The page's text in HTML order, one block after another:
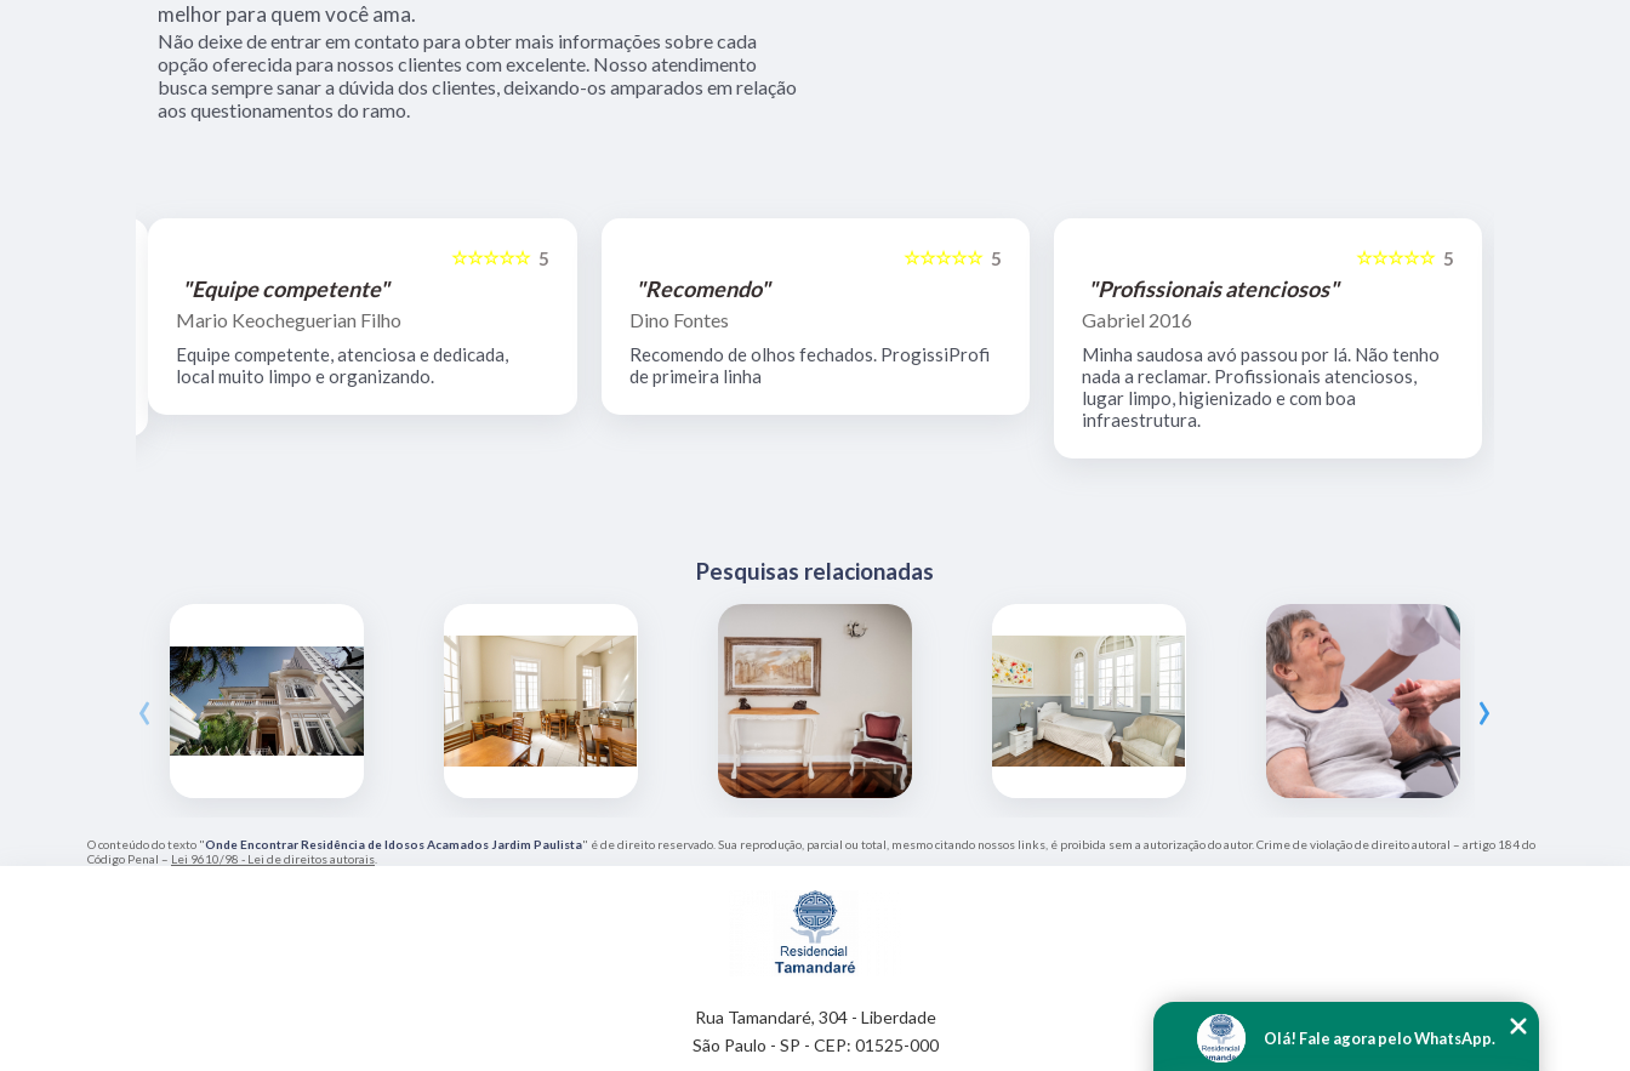
melhor para quem você ama.
Não deixe de entrar em contato para obter mais informações sobre cada
opção oferecida para nossos clientes com excelente. Nosso atendimento
busca sempre sanar a dúvida dos clientes, deixando-os amparados em relação
aos questionamentos do ramo.
5
☆☆☆☆☆
"Equipe competente"
Mario Keocheguerian Filho
Equipe competente, atenciosa e dedicada,
local muito limpo e organizando.
5
☆☆☆☆☆
"Recomendo"
Dino Fontes
Recomendo de olhos fechados. ProgissiProfi
de primeira linha
5
☆☆☆☆☆
"Profissionais atenciosos"
Gabriel 2016
Minha saudosa avó passou por lá. Não tenho
nada a reclamar. Profissionais atenciosos,
lugar limpo, higienizado e com boa
infraestrutura.
Pesquisas relacionadas
‹ ›
O conteúdo do texto "Onde Encontrar Residência de Idosos Acamados Jardim Paulista" é de direito reservado. Sua reprodução, parcial ou total, mesmo citando nossos links, é proibida sem a autorização do autor. Crime de violação de direito autoral – artigo 184 do
Código Penal – Lei 9610/98 - Lei de direitos autorais
Rua Tamandaré, 304 - Liberdade
São Paulo - SP - CEP: 01525-000
Olá! Fale agora pelo WhatsApp.